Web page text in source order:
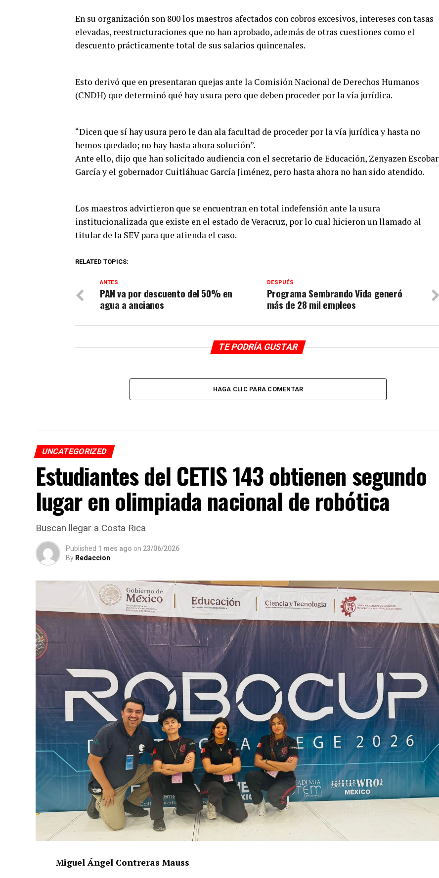
En su organización son 800 los maestros afectados con cobros excesivos, intereses con tasas
elevadas, reestructuraciones que no han aprobado, además de otras cuestiones como el
descuento prácticamente total de sus salarios quincenales.
Esto derivó que en presentaran quejas ante la Comisión Nacional de Derechos Humanos
(CNDH) que determinó qué hay usura pero que deben proceder por la vía jurídica.
“Dicen que sí hay usura pero le dan ala facultad de proceder por la vía jurídica y hasta no
hemos quedado; no hay hasta ahora solución”.
Ante ello, dijo que han solicitado audiencia con el secretario de Educación, Zenyazen Escobar
García y el gobernador Cuitláhuac García Jiménez, pero hasta ahora no han sido atendido.
Los maestros advirtieron que se encuentran en total indefensión ante la usura
institucionalizada que existe en el estado de Veracruz, por lo cual hicieron un llamado al
titular de la SEV para que atienda el caso.
RELATED TOPICS:
DESPUÉS
Programa Sembrando Vida generó
más de 28 mil empleos
ANTES
PAN va por descuento del 50% en
agua a ancianos
TE PODRÍA GUSTAR
HAGA CLIC PARA COMENTAR
UNCATEGORIZED
Estudiantes del CETIS 143 obtienen segundo
lugar en olimpiada nacional de robótica
Buscan llegar a Costa Rica
Published 1 mes ago on 23/06/2026
By Redaccion
Miguel Ángel Contreras Mauss